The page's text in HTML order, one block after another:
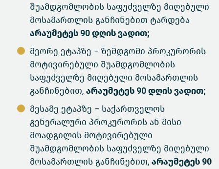
შუამდგომლობის საფუძველზე მიღებული
მოსამართლის განჩინებით ტარდება
არაუმეტეს 90 დღის ვადით;
მეორე ეტაპზე − ზემდგომი პროკურორის
მოტივირებული შუამდგომლობის
საფუძველზე მიღებული მოსამართლის
განჩინებით, არაუმეტეს 90 დღის ვადით;
მესამე ეტაპზე − საქართველოს
გენერალური პროკურორის ან მისი
მოადგილის მოტივირებული
შუამდგომლობის საფუძველზე მიღებული
მოსამართლის განჩინებით, არაუმეტეს 90